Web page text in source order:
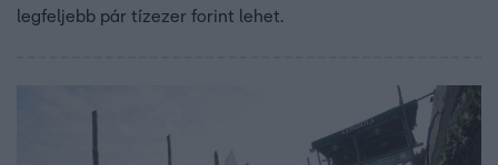
legfeljebb pár tízezer forint lehet.